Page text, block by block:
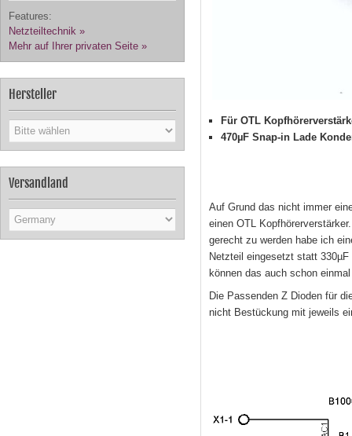
Features:
Netzteiltechnik »
Mehr auf Ihrer privaten Seite »
Hersteller
Versandland
Für OTL
470µF Snap-in Lade
Auf Grund das nicht immer
einen OTL
gerecht zu werden habe ich
Netzteil eingesetzt statt
können das auch schon
Die Passenden Z Dioden für
nicht Bestückung mit jeweils